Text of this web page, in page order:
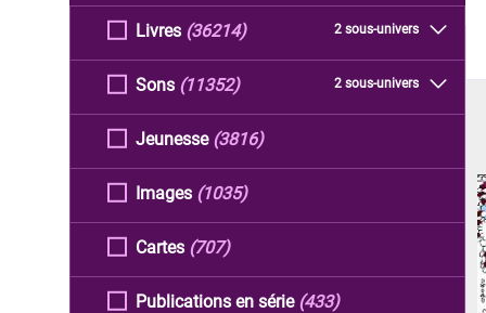
Livres 2 sous-univers
(36214)
Sons 2 sous-univers
(11352)
Jeunesse (3816)
Images (1035)
Cartes (707)
Publications en série (433)